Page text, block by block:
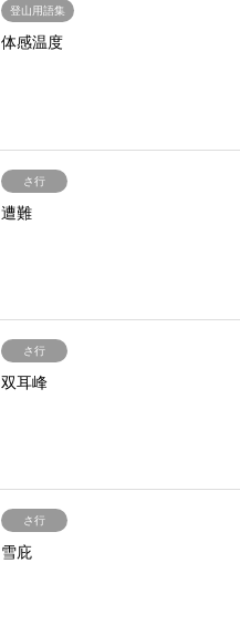
登山用語集
体感温度
さ行
遭難
さ行
双耳峰
さ行
雪庇